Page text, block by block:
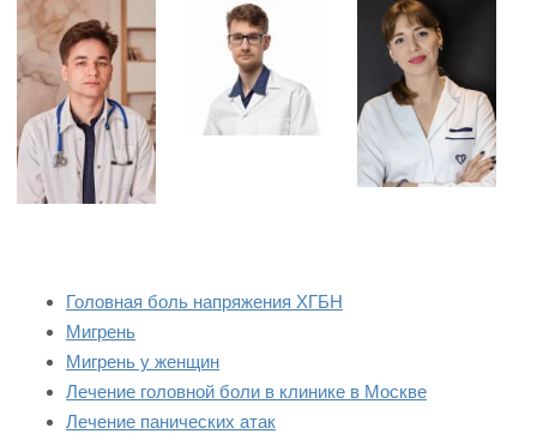
Головная боль напряжения ХГБН
Мигрень
Мигрень у женщин
Лечение головной боли в клинике в Москве
Лечение панических атак